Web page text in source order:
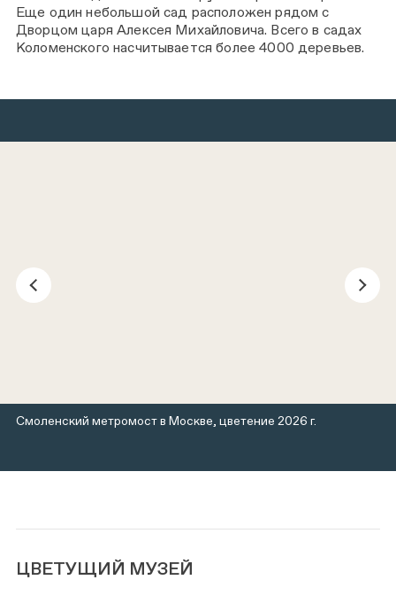
Еще один небольшой сад расположен рядом с
Дворцом царя Алексея Михайловича. Всего в садах
Коломенского насчитывается более 4000 деревьев.
Смоленский метромост в Москве, цветение 2026 г.
ЦВЕТУЩИЙ МУЗЕЙ